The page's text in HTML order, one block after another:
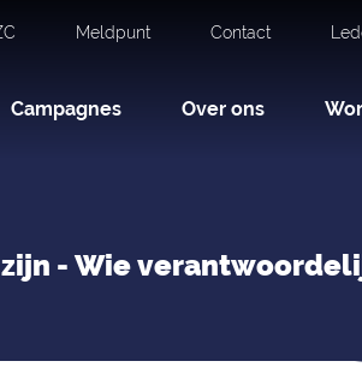
Meldpunt Contact
Campagnes Over ons
- Wie